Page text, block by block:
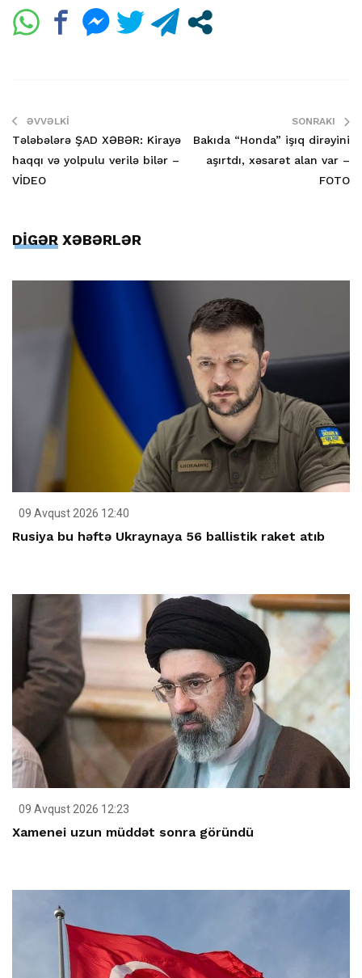
ƏVVƏLKI
Tələbələrə ŞAD XƏBƏR: Kirayə
haqqı və yolpulu verilə bilər –
VİDEO
SONRAKI
Bakıda “Honda” işıq dirəyini
aşırtdı, xəsarət alan var –
FOTO
DİGƏR XƏBƏRLƏR
09 Avqust 2026 12:40
Rusiya bu həftə Ukraynaya 56 ballistik raket atıb
09 Avqust 2026 12:23
Xamenei uzun müddət sonra göründü